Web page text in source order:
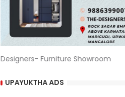
Designers- Furniture Showroom
UPAYUKTHA ADS